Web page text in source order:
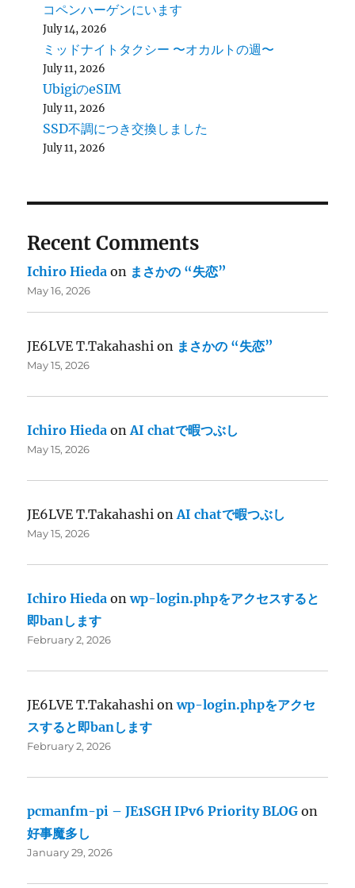
コペンハーゲンにいます
July 14, 2026
ミッドナイトタクシー 〜オカルトの週〜
July 11, 2026
UbigiのeSIM
July 11, 2026
SSD不調につき交換しました
July 11, 2026
Recent Comments
Ichiro Hieda on まさかの “失恋”
May 16, 2026
JE6LVE T.Takahashi on まさかの “失恋”
May 15, 2026
Ichiro Hieda onAI chatで暇つぶし
May 15, 2026
JE6LVE T.Takahashi onAI chatで暇つぶし
May 15, 2026
Ichiro Hieda onwp-login.phpをアクセスすると
即banします
February 2, 2026
JE6LVE T.Takahashi onwp-login.phpをアクセ
スすると即banします
February 2, 2026
pcmanfm-pi – JE1SGH IPv6 Priority BLOG on
好事魔多し
January 29, 2026